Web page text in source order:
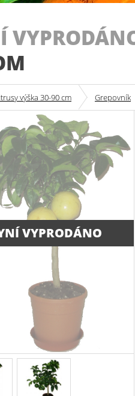
výška 30-90 cm Grepovník
VYPRODÁNO